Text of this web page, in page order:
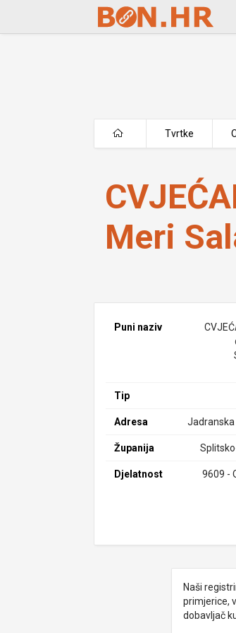
Skip to Main Content
Tvrtke
CVJEĆARNICA
Meri
Puni naziv
Tip
Adresa Jadranska
Županija
Djelatnost
9609 -
Naši
primjerice,
dobavljač